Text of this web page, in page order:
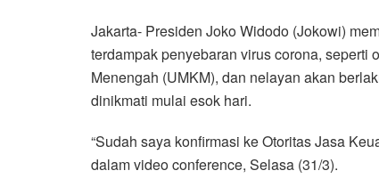
c
e
b
o
k
i
t
t
e
a
t
s
A
p
n
e
l
e
g
r
m
a
i
l
a
r
e
Jakarta- Presiden Joko Widodo (Jokowi)
terdampak penyebaran virus corona,
Menengah (UMKM), dan nelayan akan
dinikmati mulai esok hari.
“Sudah saya konfirmasi ke Otoritas Jasa
dalam video conference, Selasa (31/3).